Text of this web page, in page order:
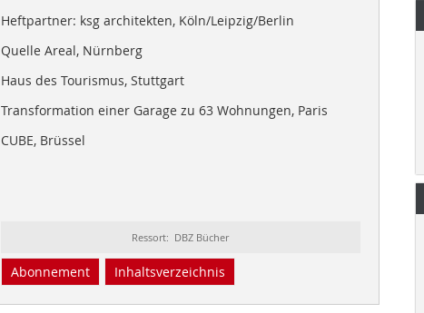
Heftpartner: ksg architekten, Köln/Leipzig/Berlin
Quelle Areal, Nürnberg
Haus des Tourismus, Stuttgart
Transformation einer Garage zu 63 Wohnungen, Paris
CUBE, Brüssel
Ressort: DBZ Bücher
Abonnement Inhaltsverzeichnis